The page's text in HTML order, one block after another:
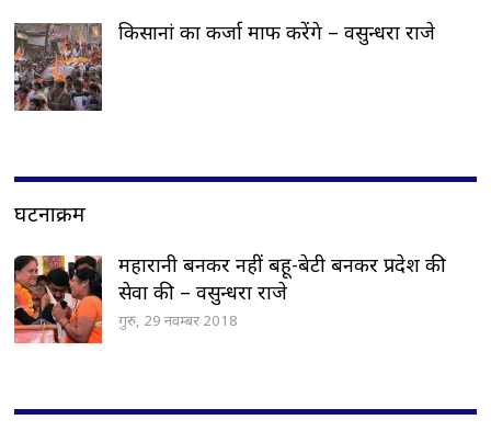
किसानां का कर्जा माफ करेंगे – वसुन्धरा राजे
घटनाक्रम
महारानी बनकर नहीं बहू-बेटी बनकर प्रदेश की
सेवा की – वसुन्धरा राजे
गुरु, 29 नवम्बर 2018